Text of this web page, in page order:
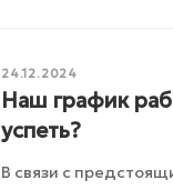
24.12.2024
Наш график
успеть?
В связи с